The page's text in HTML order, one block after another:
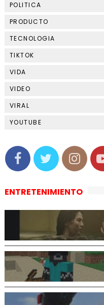
POLITICA
PRODUCTO
TECNOLOGIA
TIKTOK
VIDA
VIDEO
VIRAL
YOUTUBE
ENTRETENIMIENTO